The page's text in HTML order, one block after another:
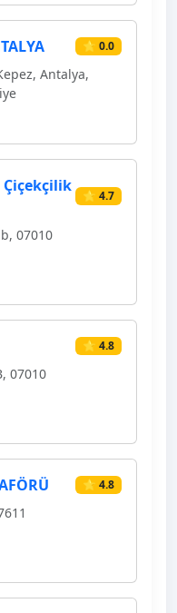
⭐ 0.0
Antalya,
⭐ 4.7
07010
⭐ 4.8
07010
⭐ 4.8